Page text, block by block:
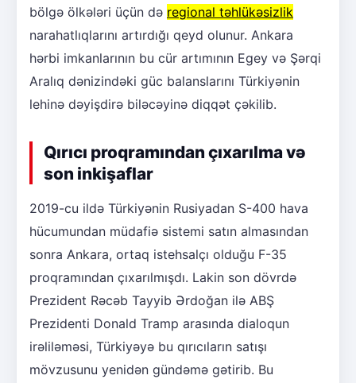
bölgə ölkələri üçün də regional təhlükəsizlik
narahatlıqlarını artırdığı qeyd olunur. Ankara
hərbi imkanlarının bu cür artımının Egey və Şərqi
Aralıq dənizindəki güc balanslarını Türkiyənin
lehinə dəyişdirə biləcəyinə diqqət çəkilib.
Qırıcı proqramından çıxarılma və
son inkişaflar
2019-cu ildə Türkiyənin Rusiyadan S-400 hava
hücumundan müdafiə sistemi satın almasından
sonra Ankara, ortaq istehsalçı olduğu F-35
proqramından çıxarılmışdı. Lakin son dövrdə
Prezident Rəcəb Tayyib Ərdoğan ilə ABŞ
Prezidenti Donald Tramp arasında dialoqun
irəliləməsi, Türkiyəyə bu qırıcıların satışı
mövzusunu yenidən gündəmə gətirib. Bu